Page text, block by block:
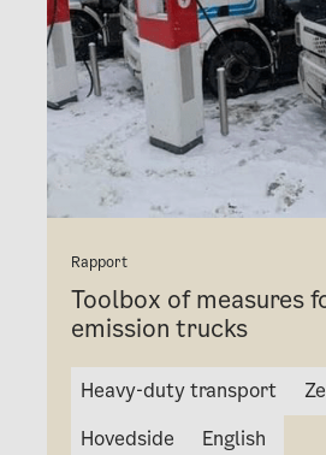
Rapport
Toolbox of measures
emission trucks
Heavy-duty transport
Hovedside
English